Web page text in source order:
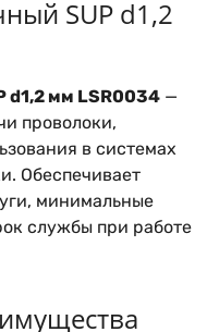
SUP d1,2
d1,2 мм LSR0034 —
проволоки,
в системах
Обеспечивает
минимальные
службы при работе